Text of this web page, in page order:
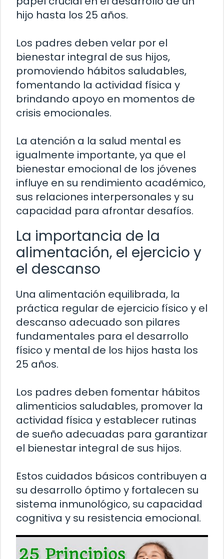
hijo hasta los 25 años.
Los padres deben velar por el
bienestar integral de sus hijos,
promoviendo hábitos saludables,
fomentando la actividad física y
brindando apoyo en momentos de
crisis emocionales.
La atención a la salud mental es
igualmente importante, ya que el
bienestar emocional de los jóvenes
influye en su rendimiento académico,
sus relaciones interpersonales y su
capacidad para afrontar desafíos.
La importancia de la
alimentación, el ejercicio y
el descanso
Una alimentación equilibrada, la
práctica regular de ejercicio físico y el
descanso adecuado son pilares
fundamentales para el desarrollo
físico y mental de los hijos hasta los
25 años.
Los padres deben fomentar hábitos
alimenticios saludables, promover la
actividad física y establecer rutinas
de sueño adecuadas para garantizar
el bienestar integral de sus hijos.
Estos cuidados básicos contribuyen a
su desarrollo óptimo y fortalecen su
sistema inmunológico, su capacidad
cognitiva y su resistencia emocional.